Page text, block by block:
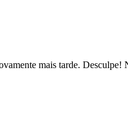
mais tarde.